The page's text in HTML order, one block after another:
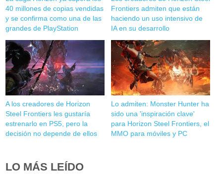
40 millones de copias vendidas
y se confirma como una de las
grandes de PlayStation
Frontiers admiten que están
haciendo un uso intensivo de
IA en su desarrollo
A los creadores de Horizon
Steel Frontiers les gustaría
estrenarlo en PS5, pero la
decisión no depende de ellos
Lo admiten: Monster Hunter ha
sido una 'inspiración clave'
para Horizon Steel Frontiers, el
MMO para móviles y PC
LO MÁS LEÍDO